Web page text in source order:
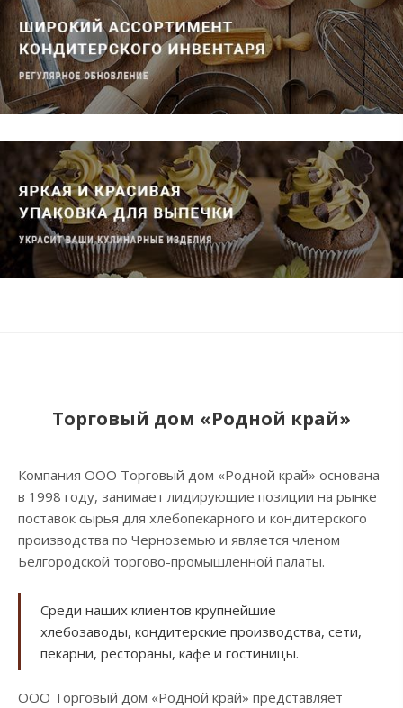
Торговый дом «Родной край»
Компания ООО Торговый дом «Родной край» основана
в 1998 году, занимает лидирующие позиции на рынке
поставок сырья для хлебопекарного и кондитерского
производства по Черноземью и является членом
Белгородской торгово-промышленной палаты.
Среди наших клиентов крупнейшие
хлебозаводы, кондитерские производства, сети,
пекарни, рестораны, кафе и гостиницы.
ООО Торговый дом «Родной край» представляет